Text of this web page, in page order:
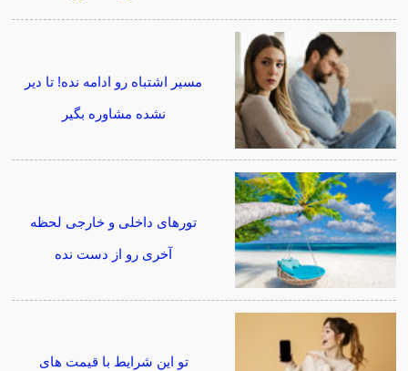
مسیر اشتباه رو ادامه نده! تا دیر
نشده مشاوره بگیر
تورهای داخلی و خارجی لحظه
آخری رو از دست نده
تو این شرایط با قیمت های